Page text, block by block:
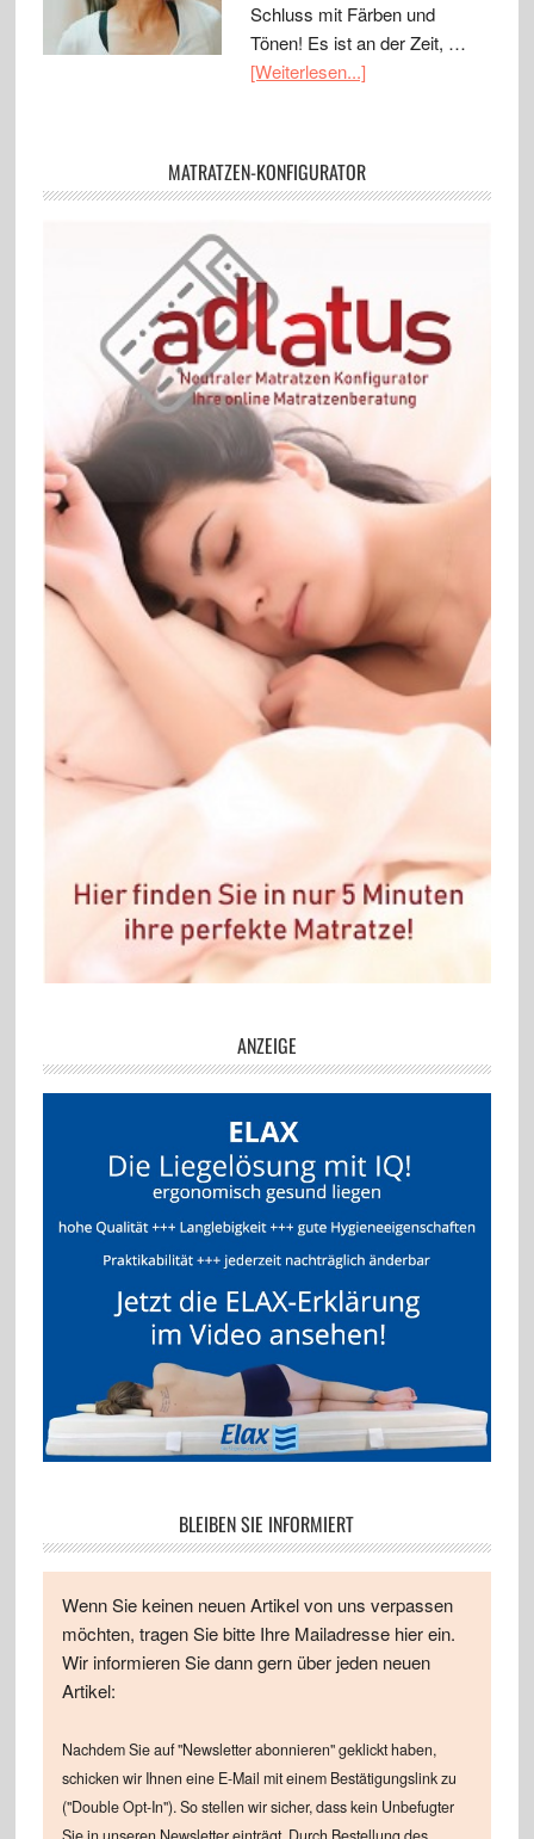
Schluss mit Färben und
Tönen! Es ist an der Zeit, …
[Weiterlesen...]
MATRATZEN-KONFIGURATOR
ANZEIGE
BLEIBEN SIE INFORMIERT
Wenn Sie keinen neuen Artikel von uns verpassen
möchten, tragen Sie bitte Ihre Mailadresse hier ein.
Wir informieren Sie dann gern über jeden neuen
Artikel:
Nachdem Sie auf "Newsletter abonnieren" geklickt haben,
schicken wir Ihnen eine E-Mail mit einem Bestätigungslink zu
("Double Opt-In"). So stellen wir sicher, dass kein Unbefugter